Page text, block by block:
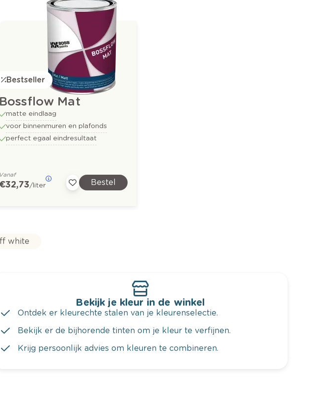
Bestseller
Bossflow Mat
matte eindlaag
voor binnenmuren en plafonds
perfect egaal eindresultaat
Vanaf
€ 32,73/liter Bestel
white
Bekijk je kleur in de winkel
Ontdek er kleurechte stalen van je kleurenselectie.
Bekijk er de bijhorende tinten om je kleur te verfijnen.
Krijg persoonlijk advies om kleuren te combineren.